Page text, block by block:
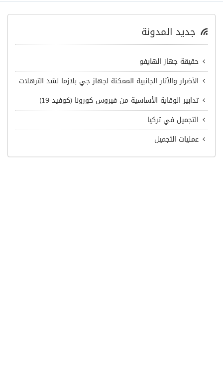
جديد المدونة
حقيقة جهاز الهايفو
الأضرار والآثار الجانبية الممكنة لجهاز جي بلازما لشد الترهلات
تدابير الوقاية الأساسية من فيروس كورونا (كوفيد-19)
التجميل في تركيا
عمليات التجميل